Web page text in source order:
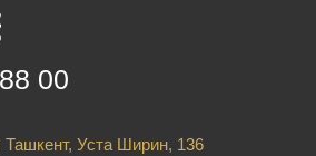
00
Ташкент, Уста Ширин, 136